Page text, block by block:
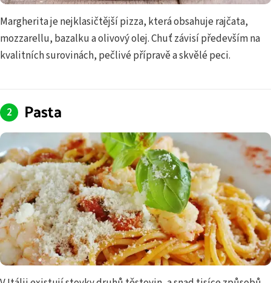
Margherita je nejklasičtější pizza, která obsahuje rajčata,
mozzarellu, bazalku a olivový olej. Chuť závisí především na
kvalitních surovinách, pečlivé přípravě a skvělé peci.
Pasta